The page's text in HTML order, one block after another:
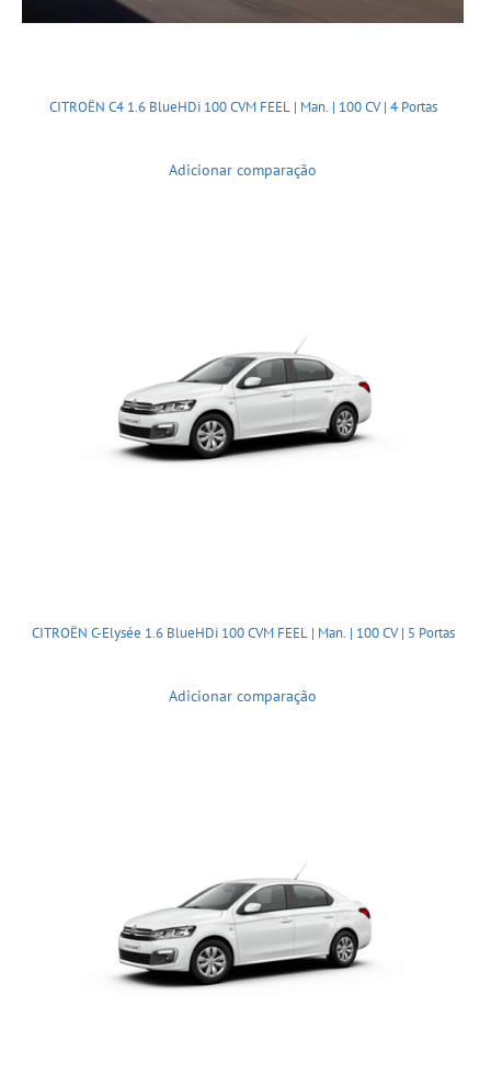
CITROËN C4 1.6 BlueHDi 100 CVM FEEL | Man. | 100 CV | 4 Portas
Adicionar comparação
CITROËN C-Elysée 1.6 BlueHDi 100 CVM FEEL | Man. | 100 CV | 5 Portas
Adicionar comparação